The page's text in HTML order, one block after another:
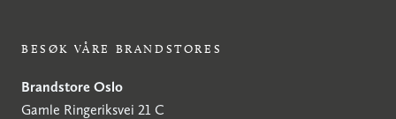
BESØK VÅRE BRANDSTORES
Brandstore Oslo
Gamle Ringeriksvei 21 C